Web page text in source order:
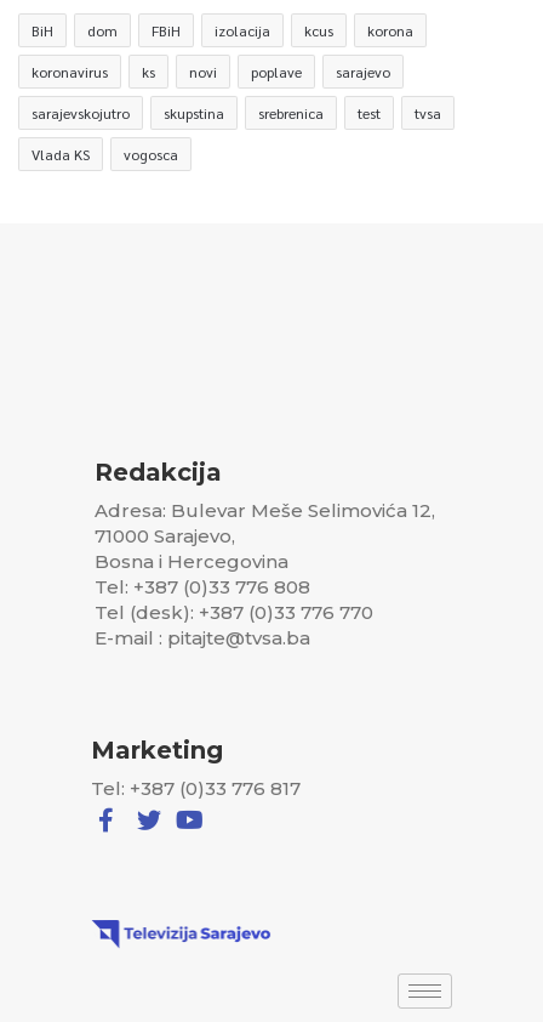
BiH dom FBiH izolacija kcus korona
koronavirus ks novi poplave sarajevo
sarajevskojutro skupstina srebrenica test tvsa
Vlada KS vogosca
Redakcija
Adresa: Bulevar Meše Selimovića 12,
71000 Sarajevo,
Bosna i Hercegovina
Tel: +387 (0)33 776 808
Tel (desk): +387 (0)33 776 770
E-mail : pitajte@tvsa.ba
Marketing
Tel: +387 (0)33 776 817